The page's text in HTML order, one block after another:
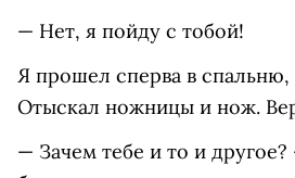
— Нет, я пойду с тобой!
Я прошел сперва в спальню,
Отыскал ножницы и нож.
— Зачем тебе и то и